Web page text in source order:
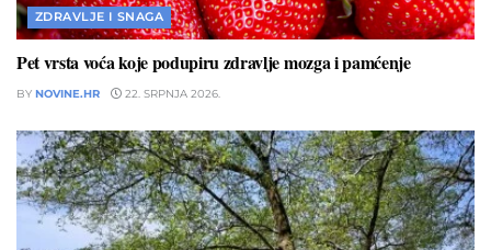
ZDRAVLJE I SNAGA
Pet vrsta voća koje podupiru zdravlje mozga i pamćenje
BY NOVINE.HR 22. SRPNJA 2026.